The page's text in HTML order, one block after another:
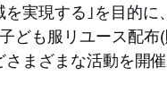
実現する｣を目的
ども服リユース配
まざまな活動を開催